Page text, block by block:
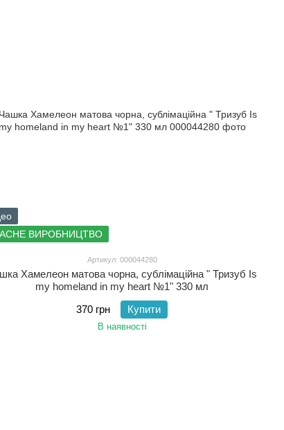
ВИРОБНИЦТВО
Артикул: 000044280
Хамелеон матова чорна, сублімаційна " Тризуб Is
my homeland in my heart №1" 330 мл
370 грн
Купити
В наявності